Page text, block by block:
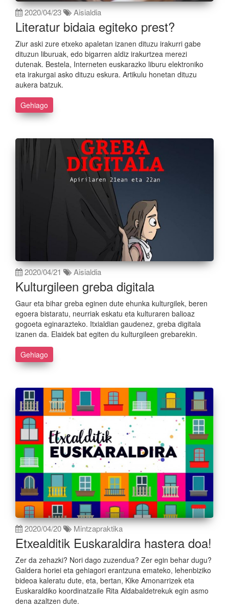
2020/04/23 Aisialdia
Literatur bidaia egiteko prest?
Ziur aski zure etxeko apaletan izanen dituzu irakurri gabe
dituzun liburuak, edo bigarren aldiz irakurtzea merezi
dutenak. Bestela, Interneten euskarazko liburu elektroniko
eta irakurgai asko dituzu eskura. Artikulu honetan dituzu
aukera batzuk.
Gehiago
2020/04/21 Aisialdia
Kulturgileen greba digitala
Gaur eta bihar greba eginen dute ehunka kulturgilek, beren
egoera bistaratu, neurriak eskatu eta kulturaren balioaz
gogoeta eginarazteko. Itxialdian gaudenez, greba digitala
izanen da. Elaidek bat egiten du kulturgileen grebarekin.
Gehiago
2020/04/20 Mintzapraktika
Etxealditik Euskaraldira hastera doa!
Zer da zehazki? Nori dago zuzendua? Zer egin behar dugu?
Galdera horiei eta gehiagori erantzuna emateko, lehenbiziko
bideoa kaleratu dute, eta, bertan, Kike Amonarrizek eta
Euskaraldiko koordinatzaile Rita Aldabaldetrekuk egin asmo
dena azaltzen dute.